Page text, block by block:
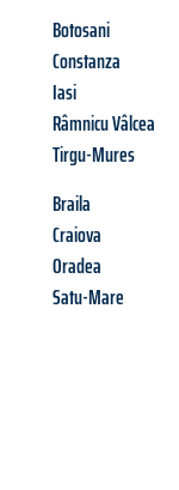
Botosani
Constanza
Iasi
Râmnicu Vâlcea
Tirgu-Mures
Braila
Craiova
Oradea
Satu-Mare